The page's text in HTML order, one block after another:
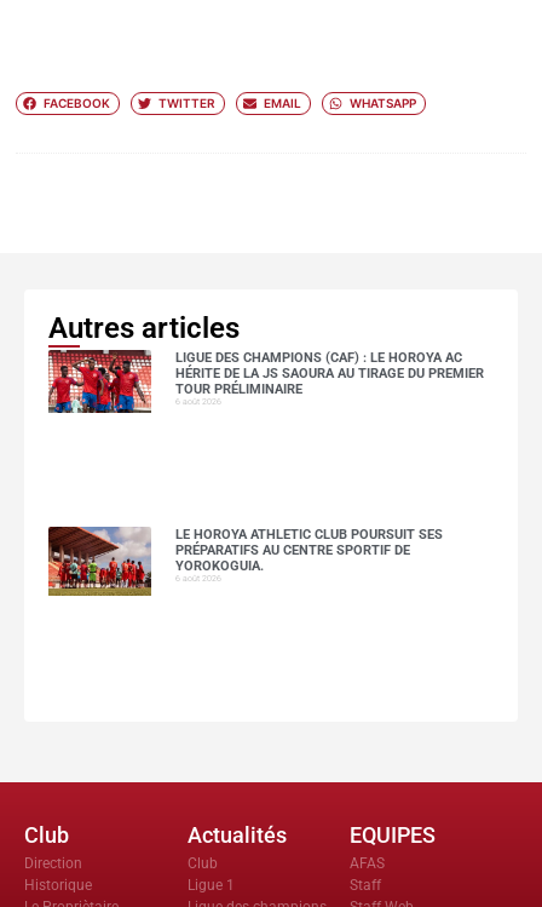
FACEBOOK TWITTER EMAIL WHATSAPP
Autres articles
LIGUE DES CHAMPIONS (CAF) : LE HOROYA AC
HÉRITE DE LA JS SAOURA AU TIRAGE DU PREMIER
TOUR PRÉLIMINAIRE
6 août 2026
LE HOROYA ATHLETIC CLUB POURSUIT SES
PRÉPARATIFS AU CENTRE SPORTIF DE
YOROKOGUIA.
6 août 2026
Club
Direction
Historique
Actualités
Club
Ligue 1
EQUIPES
AFAS
Staff